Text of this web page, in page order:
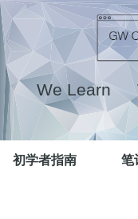
We Learn
初学者指南 笔